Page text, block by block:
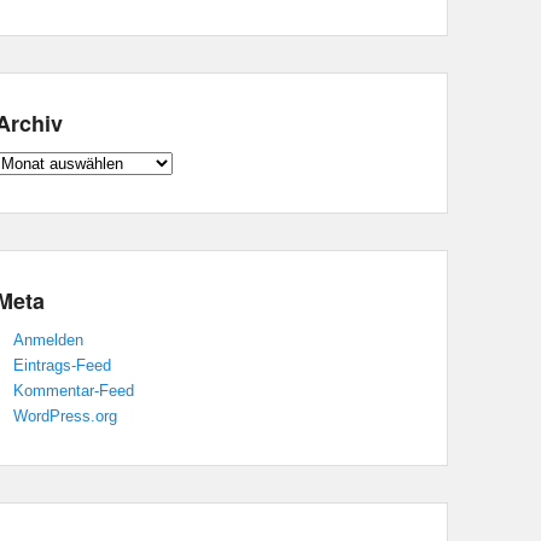
Anmelden
Eintrags-Feed
Kommentar-Feed
WordPress.org